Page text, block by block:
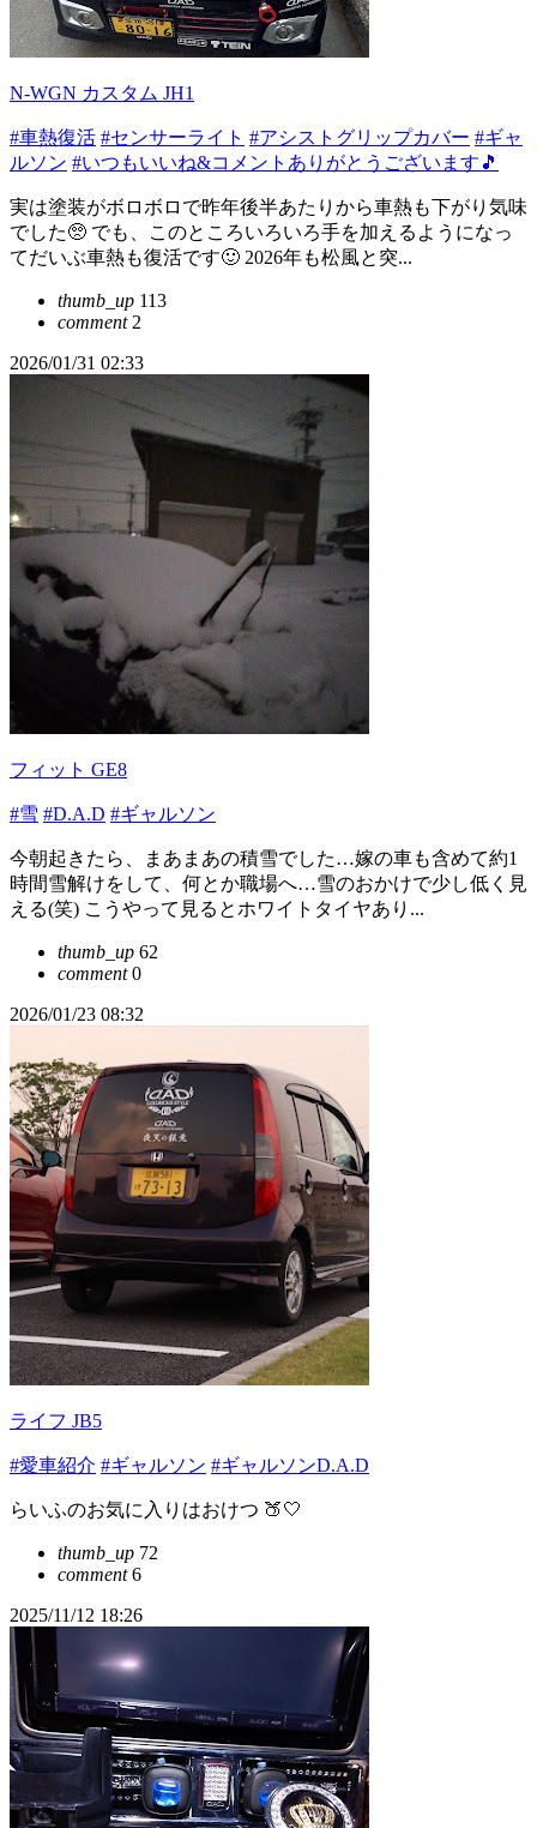
N-WGN カスタム JH1
#車熱復活 #センサーライト #アシストグリップカバー #ギャ
ルソン #いつもいいね&コメントありがとうございます🎵
実は塗装がボロボロで昨年後半あたりから車熱も下がり気味
でした🥺 でも、このところいろいろ手を加えるようになっ
てだいぶ車熱も復活です🙂 2026年も松風と突...
thumb_up 113
comment2
2026/01/31 02:33
フィット GE8
#雪 #D.A.D #ギャルソン
今朝起きたら、まあまあの積雪でした…嫁の車も含めて約1
時間雪解けをして、何とか職場へ…雪のおかけで少し低く見
える(笑) こうやって見るとホワイトタイヤあり...
thumb_up 62
comment0
2026/01/23 08:32
ライフ JB5
#愛車紹介 #ギャルソン #ギャルソンD.A.D
らいふのお気に入りはおけつ 🍑‎🤍
thumb_up 72
comment6
2025/11/12 18:26